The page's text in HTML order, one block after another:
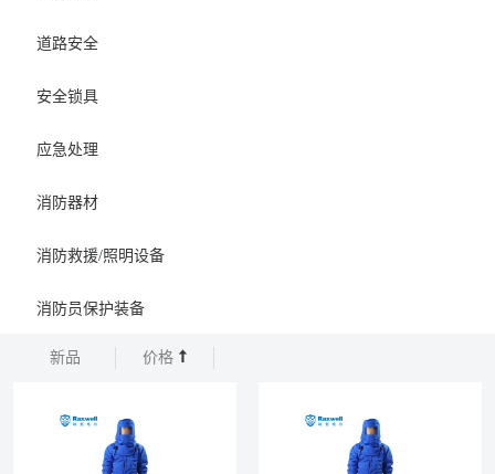
道路安全
安全锁具
应急处理
消防器材
消防救援/照明设备
消防员保护装备
新品 价格